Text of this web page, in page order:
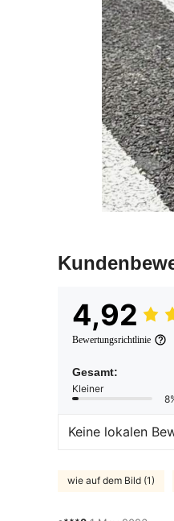
4,92
Bewertungsrichtlinie
Gesamt:
Kleiner
Keine lokalen
wie auf dem Bild (1)